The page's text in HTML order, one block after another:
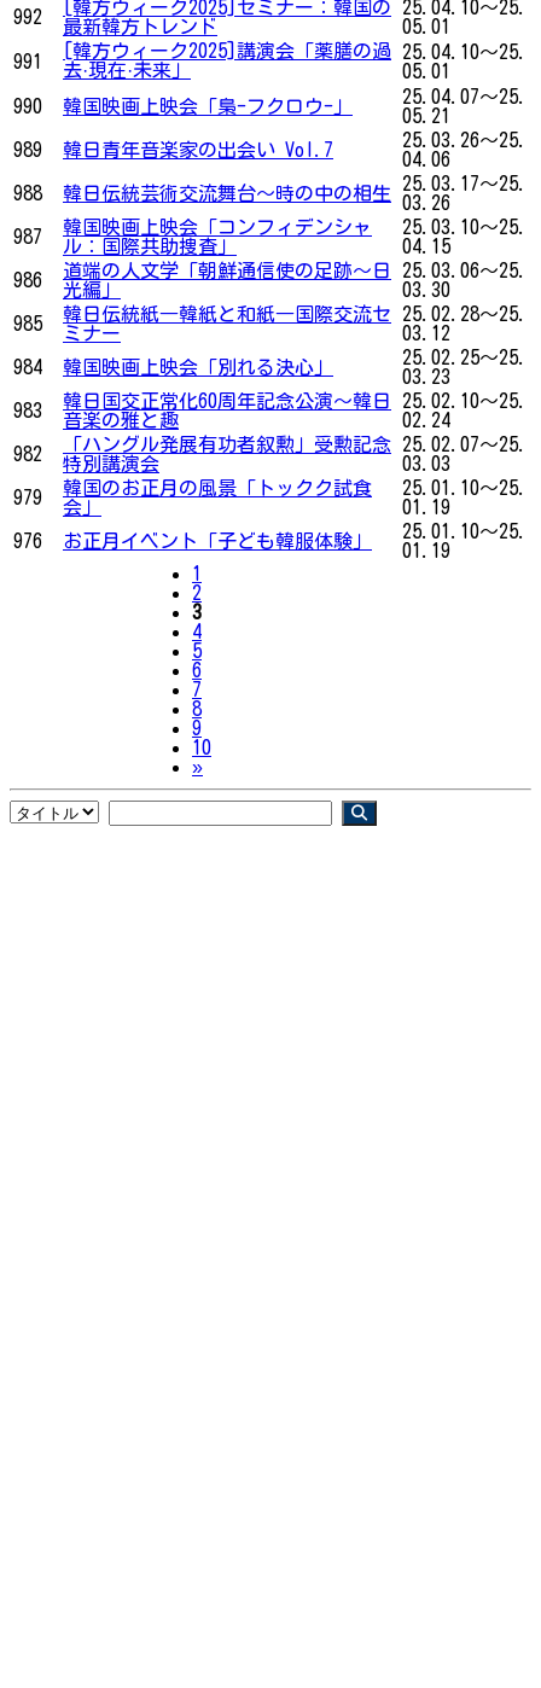
992
[韓方ウィーク2025]セミナー：韓国の
最新韓方トレンド
25.04.10～25.
05.01
991
[韓方ウィーク2025]講演会「薬膳の過
去·現在·未来」
25.04.10～25.
05.01
990
韓国映画上映会「梟-フクロウ-」
25.04.07～25.
05.21
989
韓日青年音楽家の出会い Vol.7
25.03.26～25.
04.06
988
韓日伝統芸術交流舞台〜時の中の相生
25.03.17～25.
03.26
987
韓国映画上映会「コンフィデンシャ
ル：国際共助捜査」
25.03.10～25.
04.15
986
道端の人文学「朝鮮通信使の足跡～日
光編」
25.03.06～25.
03.30
985
韓日伝統紙―韓紙と和紙―国際交流セ
ミナー
25.02.28～25.
03.12
984
韓国映画上映会「別れる決心」
25.02.25～25.
03.23
983
韓日国交正常化60周年記念公演〜韓日
音楽の雅と趣
25.02.10～25.
02.24
982
「ハングル発展有功者叙勲」受勲記念
特別講演会
25.02.07～25.
03.03
979
韓国のお正月の風景「トックク試食
会」
25.01.10～25.
01.19
976
お正月イベント「子ども韓服体験」
25.01.10～25.
01.19
1
2
3
4
5
6
7
8
9
10
»Next